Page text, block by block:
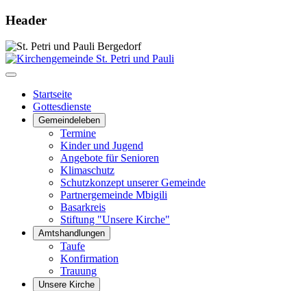
Header
Startseite
Gottesdienste
Gemeindeleben
Termine
Kinder und Jugend
Angebote für Senioren
Klimaschutz
Schutzkonzept unserer Gemeinde
Partnergemeinde Mbigili
Basarkreis
Stiftung "Unsere Kirche"
Amtshandlungen
Taufe
Konfirmation
Trauung
Unsere Kirche